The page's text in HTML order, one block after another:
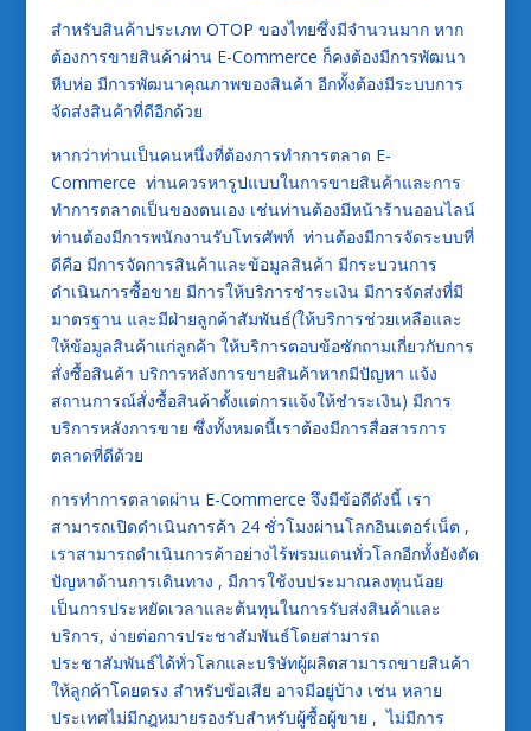
สำหรับสินค้าประเภท OTOP ของไทยซึ่งมีจำนวนมาก หาก
ต้องการขายสินค้าผ่าน E-Commerce ก็คงต้องมีการพัฒนา
หีบห่อ มีการพัฒนาคุณภาพของสินค้า อีกทั้งต้องมีระบบการ
จัดส่งสินค้าที่ดีอีกด้วย
หากว่าท่านเป็นคนหนึ่งที่ต้องการทำการตลาด E-
Commerce ท่านควรหารูปแบบในการขายสินค้าและการ
ทำการตลาดเป็นของตนเอง เช่นท่านต้องมีหน้าร้านออนไลน์
ท่านต้องมีการพนักงานรับโทรศัพท์ ท่านต้องมีการจัดระบบที่
ดีคือ มีการจัดการสินค้าและข้อมูลสินค้า มีกระบวนการ
ดำเนินการซื้อขาย มีการให้บริการชำระเงิน มีการจัดส่งที่มี
มาตรฐาน และมีฝ่ายลูกค้าสัมพันธ์(ให้บริการช่วยเหลือและ
ให้ข้อมูลสินค้าแก่ลูกค้า ให้บริการตอบข้อซักถามเกี่ยวกับการ
สั่งซื้อสินค้า บริการหลังการขายสินค้าหากมีปัญหา แจ้ง
สถานการณ์สั่งซื้อสินค้าตั้งแต่การแจ้งให้ชำระเงิน) มีการ
บริการหลังการขาย ซึ่งทั้งหมดนี้เราต้องมีการสื่อสารการ
ตลาดที่ดีด้วย
การทำการตลาดผ่าน E-Commerce จึงมีข้อดีดังนี้ เรา
สามารถเปิดดำเนินการค้า 24 ชั่วโมงผ่านโลกอินเตอร์เน็ต ,
เราสามารถดำเนินการค้าอย่างไร้พรมแดนทั่วโลกอีกทั้งยังตัด
ปัญหาด้านการเดินทาง , มีการใช้งบประมาณลงทุนน้อย
เป็นการประหยัดเวลาและต้นทุนในการรับส่งสินค้าและ
บริการ, ง่ายต่อการประชาสัมพันธ์โดยสามารถ
ประชาสัมพันธ์ได้ทั่วโลกและบริษัทผู้ผลิตสามารถขายสินค้า
ให้ลูกค้าโดยตรง สำหรับข้อเสีย อาจมีอยู่บ้าง เช่น หลาย
ประเทศไม่มีกฎหมายรองรับสำหรับผู้ซื้อผู้ขาย , ไม่มีการ